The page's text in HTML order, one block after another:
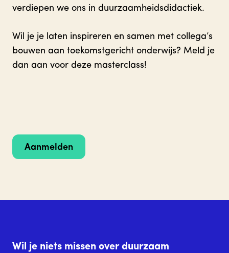
verdiepen we ons in duurzaamheidsdidactiek.
Wil je je laten inspireren en samen met collega’s
bouwen aan toekomstgericht onderwijs? Meld je
dan aan voor deze masterclass!
Aanmelden
Wil je niets missen over duurzaam